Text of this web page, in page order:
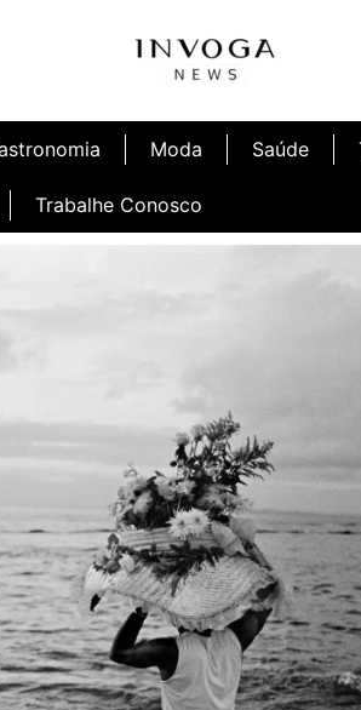
Moda Saúde
Trabalhe Conosco